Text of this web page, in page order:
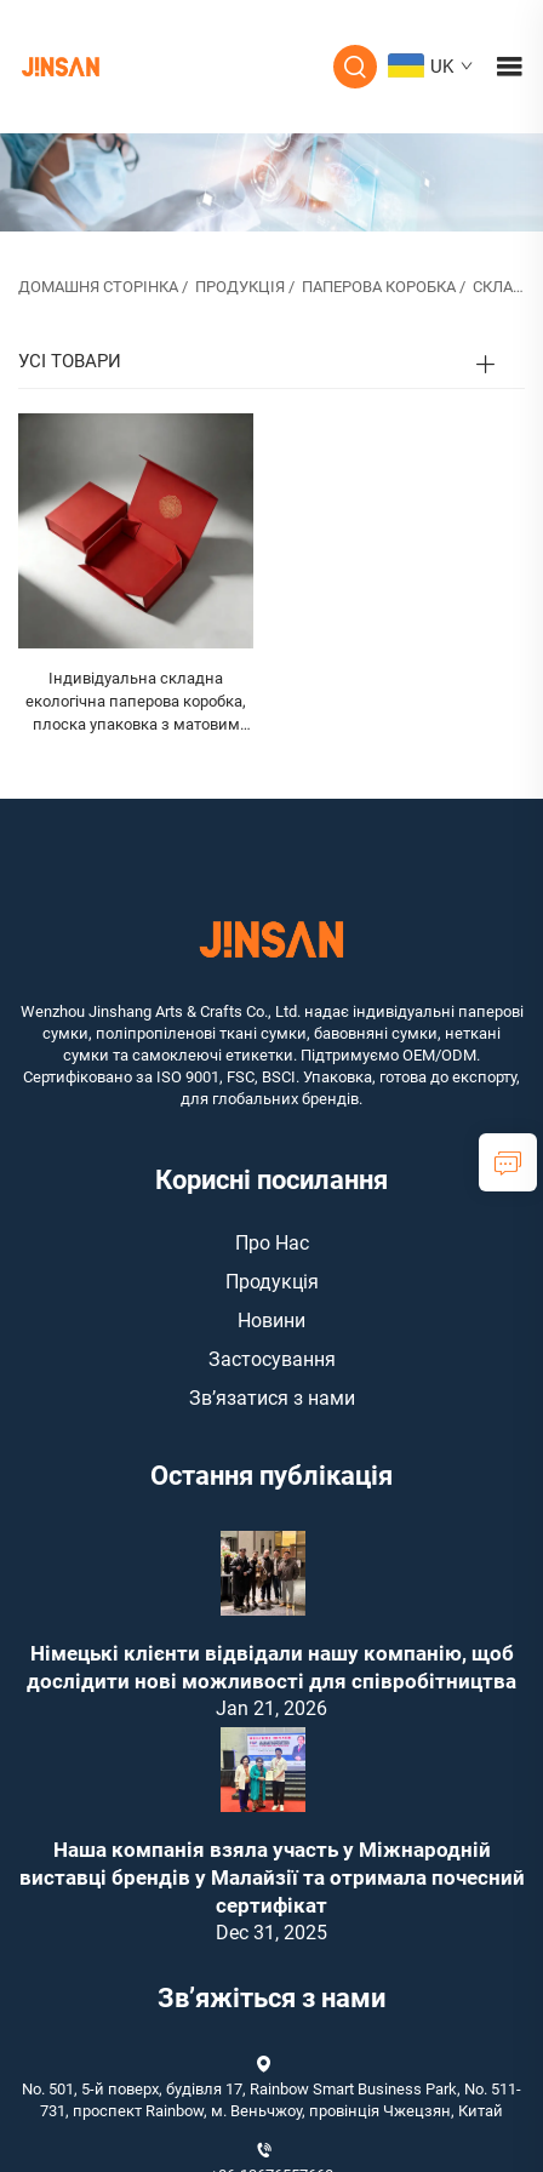
UK
ДОМАШНЯ СТОРІНКА / ПРОДУКЦІЯ / ПАПЕРОВА КОРОБКА / СКЛАДНА МАГНІТНА ПАПЕРОВА КОРОБКА
УСІ ТОВАРИ
Індивідуальна складна
екологічна паперова коробка,
плоска упаковка з матовим
Wenzhou Jinshang Arts & Crafts Co., Ltd. надає індивідуальні паперові
сумки, поліпропіленові ткані сумки, бавовняні сумки, неткані
сумки та самоклеючі етикетки. Підтримуємо OEM/ODM.
Сертифіковано за ISO 9001, FSC, BSCI. Упаковка, готова до експорту,
для глобальних брендів.
Корисні посилання
Про Нас
Продукція
Новини
Застосування
Зв’язатися з нами
Остання публікація
Німецькі клієнти відвідали нашу компанію, щоб
дослідити нові можливості для співробітництва
Jan 21, 2026
Наша компанія взяла участь у Міжнародній
виставці брендів у Малайзії та отримала почесний
сертифікат
Dec 31, 2025
Зв’яжіться з нами
No. 501, 5-й поверх, будівля 17, Rainbow Smart Business Park, No. 511-
731, проспект Rainbow, м. Веньчжоу, провінція Чжецзян, Китай